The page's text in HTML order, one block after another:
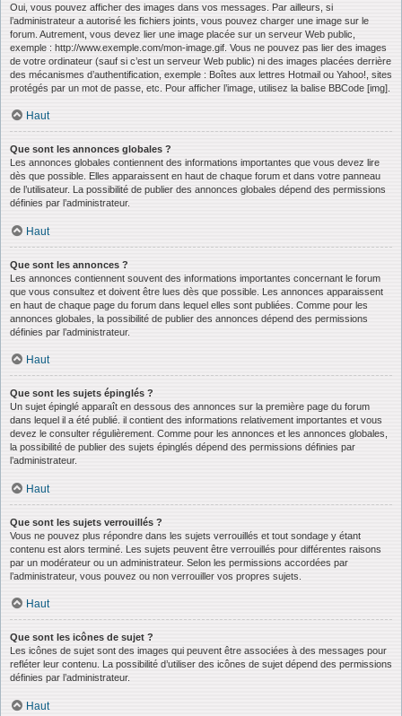
Oui, vous pouvez afficher des images dans vos messages. Par ailleurs, si
l’administrateur a autorisé les fichiers joints, vous pouvez charger une image sur le
forum. Autrement, vous devez lier une image placée sur un serveur Web public,
exemple : http://www.exemple.com/mon-image.gif. Vous ne pouvez pas lier des images
de votre ordinateur (sauf si c’est un serveur Web public) ni des images placées derrière
des mécanismes d’authentification, exemple : Boîtes aux lettres Hotmail ou Yahoo!, sites
protégés par un mot de passe, etc. Pour afficher l’image, utilisez la balise BBCode [img].
Haut
Que sont les annonces globales ?
Les annonces globales contiennent des informations importantes que vous devez lire
dès que possible. Elles apparaissent en haut de chaque forum et dans votre panneau
de l’utilisateur. La possibilité de publier des annonces globales dépend des permissions
définies par l’administrateur.
Haut
Que sont les annonces ?
Les annonces contiennent souvent des informations importantes concernant le forum
que vous consultez et doivent être lues dès que possible. Les annonces apparaissent
en haut de chaque page du forum dans lequel elles sont publiées. Comme pour les
annonces globales, la possibilité de publier des annonces dépend des permissions
définies par l’administrateur.
Haut
Que sont les sujets épinglés ?
Un sujet épinglé apparaît en dessous des annonces sur la première page du forum
dans lequel il a été publié. il contient des informations relativement importantes et vous
devez le consulter régulièrement. Comme pour les annonces et les annonces globales,
la possibilité de publier des sujets épinglés dépend des permissions définies par
l’administrateur.
Haut
Que sont les sujets verrouillés ?
Vous ne pouvez plus répondre dans les sujets verrouillés et tout sondage y étant
contenu est alors terminé. Les sujets peuvent être verrouillés pour différentes raisons
par un modérateur ou un administrateur. Selon les permissions accordées par
l’administrateur, vous pouvez ou non verrouiller vos propres sujets.
Haut
Que sont les icônes de sujet ?
Les icônes de sujet sont des images qui peuvent être associées à des messages pour
refléter leur contenu. La possibilité d’utiliser des icônes de sujet dépend des permissions
définies par l’administrateur.
Haut